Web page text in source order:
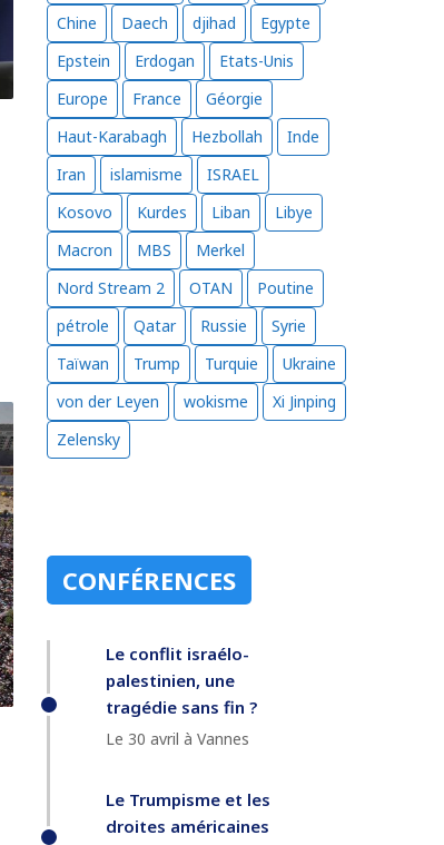
Chine
Daech djihad
Egypte
Epstein
Erdogan
Etats-Unis
Europe
France
Géorgie
Haut-Karabagh
Hezbollah
Inde
Iran
islamisme
ISRAEL
Kosovo
Kurdes Liban
Libye
Macron
MBS
Merkel
Nord Stream 2
OTAN
Poutine
pétrole
Qatar Russie
Syrie
Taïwan
Trump Turquie
Ukraine
von der Leyen
wokisme
Xi Jinping
Zelensky
CONFÉRENCES
Le conflit israélo-
palestinien, une
tragédie sans fin ?
Le 30 avril à Vannes
Le Trumpisme et les
droites américaines